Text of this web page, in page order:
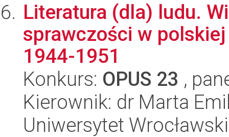
Literatura (dla) ludu.
sprawczości w
1944-1951
Konkurs: OPUS 23 ,
Kierownik: dr Marta
Uniwersytet